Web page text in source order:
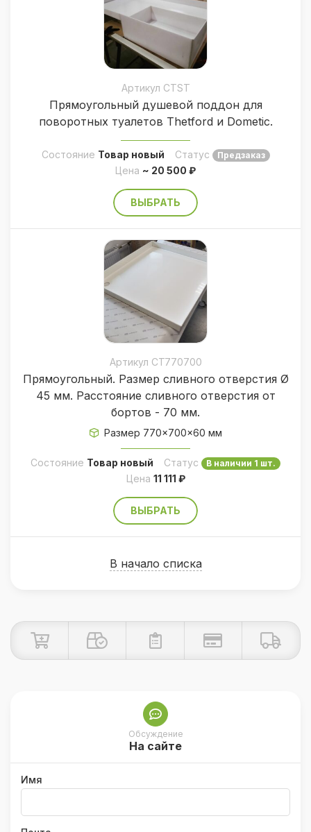
Артикул CTST
Прямоугольный душевой поддон для
поворотных туалетов Thetford и Dometic.
Состояние Товар новый Статус Предзаказ
Цена ~ 20 500 ₽
ВЫБРАТЬ
Артикул CT770700
Прямоугольный. Размер сливного отверстия Ø
45 мм. Расстояние сливного отверстия от
бортов - 70 мм.
Размер 770×700×60 мм
Состояние Товар новый Статус В наличии 1 шт.
Цена 11 111 ₽
ВЫБРАТЬ
В начало списка
Обсуждение
На сайте
Имя